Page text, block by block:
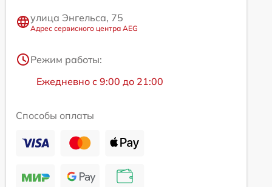
улица Энгельса, 75
Адрес сервисного центра AEG
Режим работы:
Ежедневно с 9:00 до 21:00
Способы оплаты